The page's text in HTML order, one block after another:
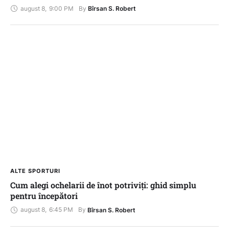
august 8 9:00 PM By Bîrsan S. Robert
ALTE SPORTURI
Cum alegi ochelarii de înot potriviți: ghid simplu
pentru începători
august 8, 6:45 PM By Bîrsan S. Robert